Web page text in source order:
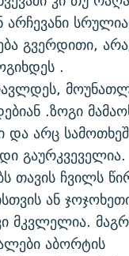
არჩევანი
გვერდითი,
.
.ზოგი
და არც
გაურკვეველია.
თავის ჩვილს
ან
მკვლელია.
აბორტის